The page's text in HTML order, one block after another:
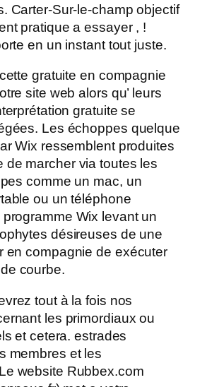
Carter-Sur-le-champ objectif
pratique a essayer , !
en un instant tout juste.
gratuite en compagnie
site web alors qu’ leurs
gratuite se
Les échoppes quelque
Wix ressemblent produites
de marcher via toutes les
comme un mac, un
ou un téléphone
Wix levant un
désireuses de une
en compagnie de exécuter
courbe.
tout à la fois nos
les primordiaux ou
et cetera. estrades
membres et les
website Rubbex.com